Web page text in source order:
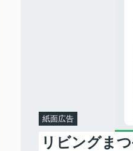
紙面広告
リビングま